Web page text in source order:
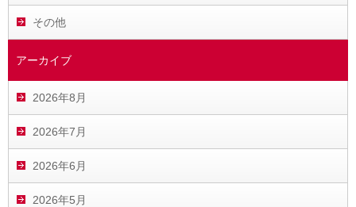
その他
アーカイブ
2026年8月
2026年7月
2026年6月
2026年5月